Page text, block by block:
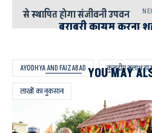
से स्थापित होगा संजीवनी उपवन
AYODHYA AND FAIZABAD कुलदीप क्लाथ
लाखों का नुकसान
बराबरी कायम करना
YOU MAY